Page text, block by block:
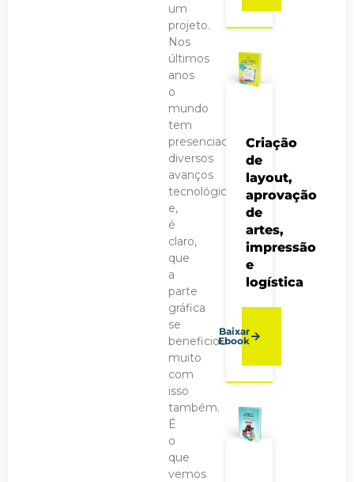
um
projeto.
Nos
últimos
anos
o
mundo
tem
presenciado
diversos
avanços
tecnológicos
e,
é
claro,
que
a
parte
gráfica
se
beneficiou
muito
com
isso
também.
É
o
que
vemos
Criação
de
layout,
aprovação
de
artes,
impressão
e
logística
Baixar
Ebook